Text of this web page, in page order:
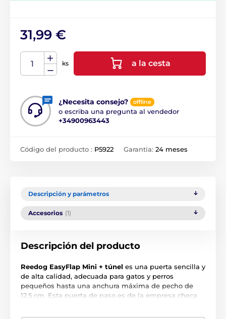
31,99 €
ks a la cesta
¿Necesita consejo? offline
o escriba una pregunta al vendedor
+34900963443
Código del producto : P5922 Garantía: 24 meses
Descripción y parámetros
Accesorios (1)
Descripción del producto
Reedog EasyFlap Mini + túnel es una puerta sencilla y
de alta calidad, adecuada para gatos y perros
pequeños hasta una anchura máxima de pecho de
12,5 cm. Esta puerta de paso es de la empresa checa